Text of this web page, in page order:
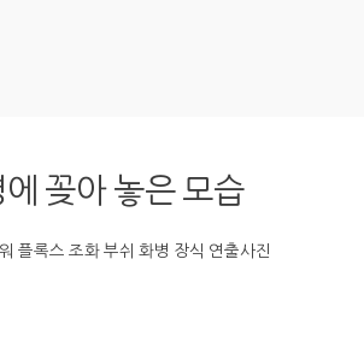
꽂아 놓은 모습